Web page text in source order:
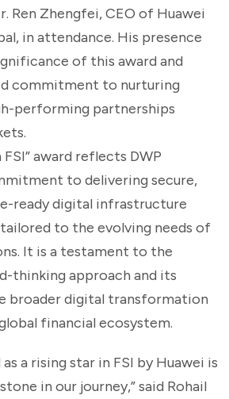
Ren Zhengfei, CEO of Huawei
in attendance. His presence
of this award and
commitment to nurturing
performing partnerships
award reflects DWP
to delivering secure,
ready digital infrastructure
to the evolving needs of
It is a testament to the
thinking approach and its
broader digital transformation
financial ecosystem.
a rising star in FSI by Huawei is
in our journey,” said Rohail